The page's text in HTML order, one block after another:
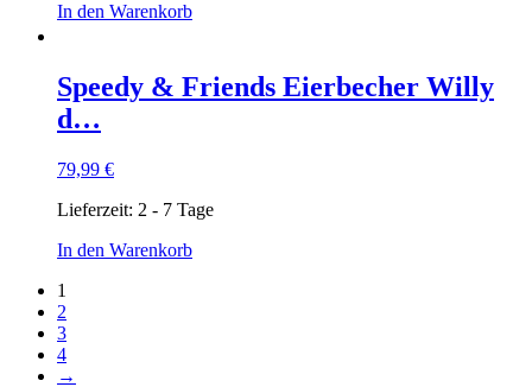
In den Warenkorb
Speedy & Friends Eierbecher Willy
d…
79,99 €
Lieferzeit: 2 - 7 Tage
In den Warenkorb
1
2
3
4
→